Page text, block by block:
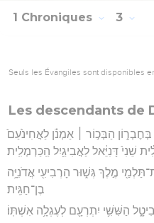
1 Chroniques 3
Seuls les Évangiles sont disponibles
Les descendants de
בְּחֶבְר֑וֹן הַבְּכ֣וֹר ׀ אַמְנֹ֗ן לַאֲחִינֹ֙עַם֙
שֵׁנִי֙ דָּנִיֵּ֔אל לַאֲבִיגַ֖יִל הַֽכַּרְמְלִֽית׃
מֶ֣לֶךְ גְּשׁ֑וּר הָרְבִיעִ֖י אֲדֹנִיָּ֥ה
בֶן־חַגִּֽית׃
הַשִּׁשִּׁ֥י יִתְרְעָ֖ם לְעֶגְלָ֥ה אִשְׁתּֽוֹ׃